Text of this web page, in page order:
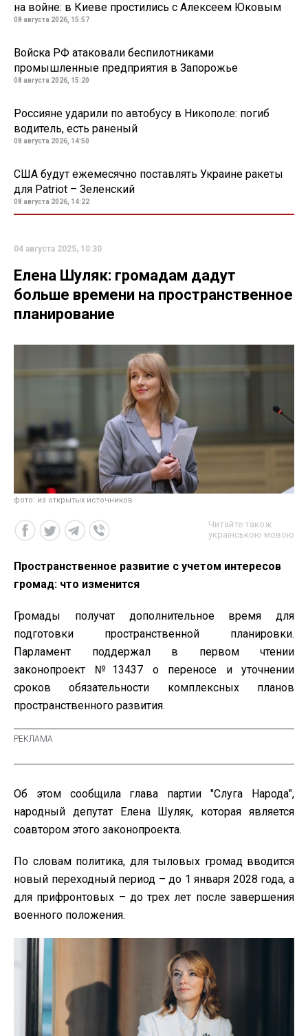
на войне: в Киеве простились с Алексеем Юковым
08 августа 2026, 15:57
Войска РФ атаковали беспилотниками
промышленные предприятия в Запорожье
08 августа 2026, 15:20
Россияне ударили по автобусу в Никополе: погиб
водитель, есть раненый
08 августа 2026, 14:50
США будут ежемесячно поставлять Украине ракеты
для Patriot – Зеленский
08 августа 2026, 14:22
04 августа 2025, 10:30
Елена Шуляк: громадам дадут
больше времени на пространственное
планирование
фото: из открытых источников
Читайте також
українською мовою
Пространственное развитие с учетом интересов
громад: что изменится
Громады получат дополнительное время для
подготовки пространственной планировки.
Парламент поддержал в первом чтении
законопроект №13437 о переносе и уточнении
сроков обязательности комплексных планов
пространственного развития.
Об этом сообщила глава партии "Слуга Народа",
народный депутат Елена Шуляк, которая является
соавтором этого законопроекта.
По словам политика, для тыловых громад вводится
новый переходный период – до 1 января 2028 года, а
для прифронтовых – до трех лет после завершения
военного положения.